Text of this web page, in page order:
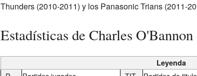
Thunders (2010-2011) y los Panasonic Trians (2011-
Estadísticas de Charles
Leyenda